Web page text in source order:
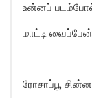
உன்னப்
மாட்டி வைப்பேன்
ரோசாப்பூ